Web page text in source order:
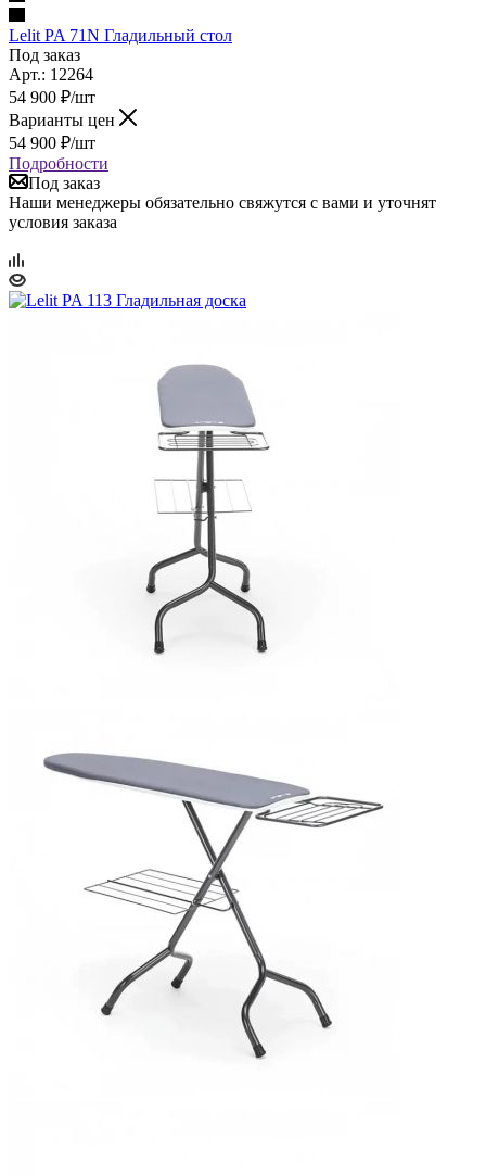
Lelit PA 71N Гладильный стол
Под заказ
Арт.: 12264
54 900 ₽/шт
Варианты цен
54 900 ₽/шт
Подробности
Под заказ
Наши менеджеры обязательно свяжутся с вами и уточнят
условия заказа